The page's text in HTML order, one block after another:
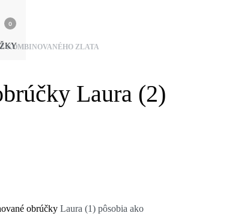
0
KOMBINOVANÉHO ZLATA
Laura (2)
obrúčky Laura (1) pôsobia ako